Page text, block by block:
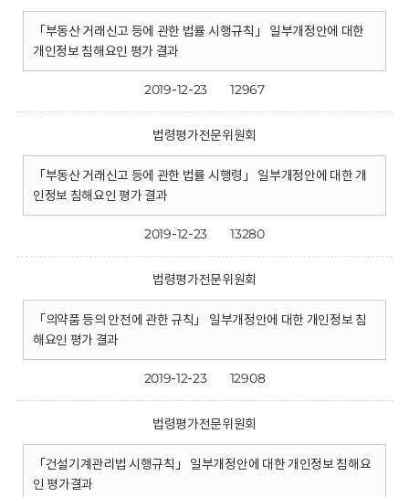
「부동산 거래신고 등에 관한 법률 시행규칙」 일부개정안에 대한
개인정보 침해요인 평가 결과
2019-12-23 12967
법령평가전문위원회
「부동산 거래신고 등에 관한 법률 시행령」 일부개정안에 대한 개
인정보 침해요인 평가 결과
2019-12-23 13280
법령평가전문위원회
「의약품 등의 안전에 관한 규칙」 일부개정안에 대한 개인정보 침
해요인 평가 결과
2019-12-23 12908
법령평가전문위원회
「건설기계관리법 시행규칙」 일부개정안에 대한 개인정보 침해요
인 평가결과